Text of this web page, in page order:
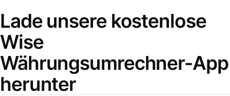
Lade unsere kostenlose
Wise
Währungsumrechner-App
herunter